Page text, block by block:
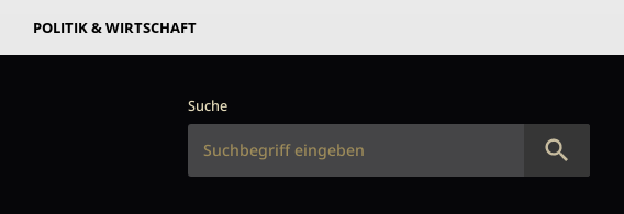
POLITIK & WIRTSCHAFT
Suche